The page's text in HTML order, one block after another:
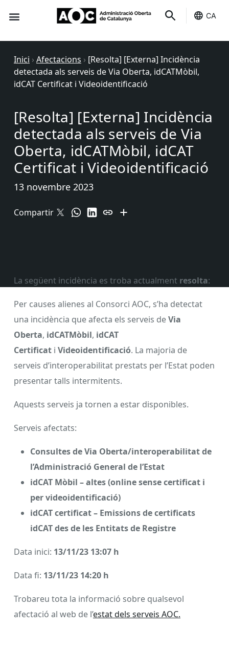
CA
Inici › Afectacions › [Resolta] [Externa] Incidència
detectada als serveis de Via Oberta, idCATMòbil,
idCAT Certificat i Videoidentificació
[Resolta] [Externa] Incidència
detectada als serveis de Via
Oberta, idCATMòbil, idCAT
Certificat i Videoidentificació
13 novembre 2023
Compartir
La següent incidència es troba actualment resolta:
Per causes alienes al Consorci AOC, s’ha detectat
una incidència que afecta els serveis deVia
Oberta, idCATMòbil, idCAT
Certificat i Videoidentificació. La majoria de
serveis d’interoperabilitat prestats per l’Estat poden
presentar talls intermitents.
Aquests serveis ja tornen a estar disponibles.
Serveis afectats:
Consultes de Via Oberta/interoperabilitat de
l’Administració General de l’Estat
idCAT Mòbil – altes (online sense certificat i
per videoidentificació)
idCAT certificat – Emissions de certificats
idCAT des de les Entitats de Registre
Data inici: 13/11/23 13:07 h
Data fi: 13/11/23 14:20 h
Trobareu tota la informació sobre qualsevol
afectació al web de l’estat dels serveis AOC.